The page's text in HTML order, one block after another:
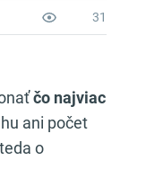
31
čo najviac
ani počet
o